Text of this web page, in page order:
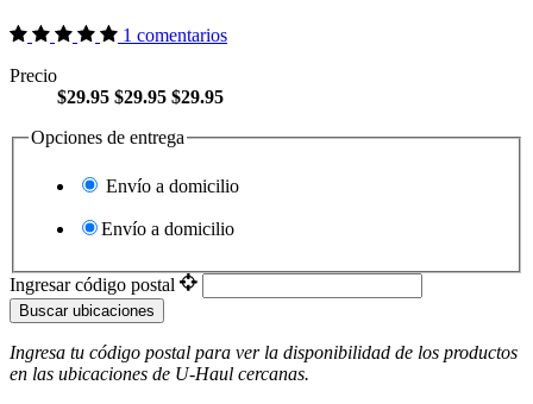
1 comentarios
Precio
$29.95 $29.95 $29.95
Opciones de entrega
Envío a domicilio
Envío a domicilio
Ingresar código postal
Buscar ubicaciones
Ingresa tu código postal para ver la disponibilidad de los productos
en las ubicaciones de U-Haul ​​​​​​​ cercanas.